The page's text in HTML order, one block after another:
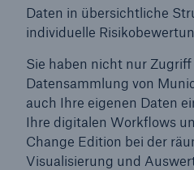
Daten in übersichtliche
individuelle
Sie haben nicht nur
Datensammlung von
auch Ihre eigenen Daten
Ihre digitalen Workflows
Change Edition bei der
Visualisierung und